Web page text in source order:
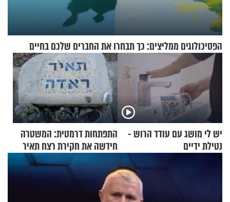
הפסיכולוגים ממליצים: כך תבחרו את החברים שלכם בחיים
יש לי מושג עם עודד הרוש -
נטילת ידיים
התפתחות דרמטית: המשטרה
חידשה את חקירת רצח תאיר